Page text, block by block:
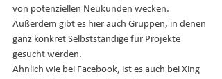
von potenziellen Neukunden wecken.
Außerdem gibt es hier auch Gruppen, in denen
ganz konkret Selbstständige für Projekte
gesucht werden.
Ähnlich wie bei Facebook, ist es auch bei Xing